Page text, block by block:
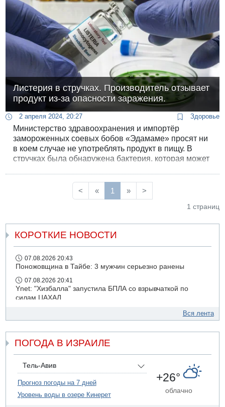
Листерия в стручках. Производитель отзывает
продукт из-за опасности заражения.
2 апреля 2024, 20:27 Здоровье
Министерство здравоохранения и импортёр
замороженных соевых бобов «Эдамаме» просят ни
в коем случае не употреблять продукт в пищу. В
стручках была обнаружена бактерия, которая может
<
« 1 » >
1 страниц
КОРОТКИЕ НОВОСТИ
07.08.2026 20:43
Поножовщина в Тайбе: 3 мужчин серьезно ранены
07.08.2026 20:41
Ynet: "Хизбалла" запустила БПЛА со взрывчаткой по
силам ЦАХАЛ
ДТП в Ашдоде: тяжело ранены двое маленьких детей
07.08.2026 19:14
Скончался водитель, врезавшийся в стену в
Иерусалиме
07.08.2026 17:57
Подозреваемый в домогательствах в хостеле - Гильбоа
Дахан
07.08.2026 17:55
Вся лента
ПОГОДА В ИЗРАИЛЕ
Тель-Авив
Прогноз погоды на 7 дней
Уровень воды в озере Кинерет
+26°
облачно